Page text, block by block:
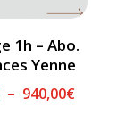
1h – Abo.
Yenne
– 940,00€Plage